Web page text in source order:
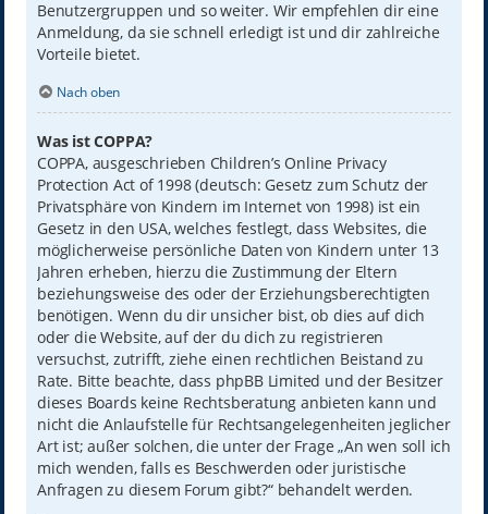
Benutzergruppen und so weiter. Wir empfehlen dir eine
Anmeldung, da sie schnell erledigt ist und dir zahlreiche
Vorteile bietet.
Nach oben
Was ist COPPA?
COPPA, ausgeschrieben Children’s Online Privacy
Protection Act of 1998 (deutsch: Gesetz zum Schutz der
Privatsphäre von Kindern im Internet von 1998) ist ein
Gesetz in den USA, welches festlegt, dass Websites, die
möglicherweise persönliche Daten von Kindern unter 13
Jahren erheben, hierzu die Zustimmung der Eltern
beziehungsweise des oder der Erziehungsberechtigten
benötigen. Wenn du dir unsicher bist, ob dies auf dich
oder die Website, auf der du dich zu registrieren
versuchst, zutrifft, ziehe einen rechtlichen Beistand zu
Rate. Bitte beachte, dass phpBB Limited und der Besitzer
dieses Boards keine Rechtsberatung anbieten kann und
nicht die Anlaufstelle für Rechtsangelegenheiten jeglicher
Art ist; außer solchen, die unter der Frage „An wen soll ich
mich wenden, falls es Beschwerden oder juristische
Anfragen zu diesem Forum gibt?“ behandelt werden.